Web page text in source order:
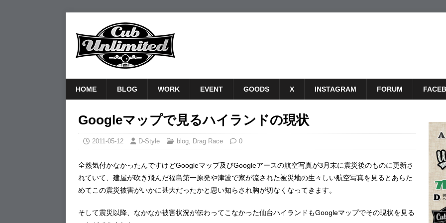
HOME BLOG WORK EVENT GOODS X INSTAGRAM FORUM
Googleマップで見るハイランドの現状
2011-05-12 D-Style blog, Drag Race 0
全然気付かなかったんですけどGoogleマップ及びGoogleアースの航空写真が3月末に震災後のものに更新さ
れていて、建屋が吹き飛んだ福島第一原発や津波で家が流された被災地の生々しい航空写真を見るとあらた
めてこの震災被害がいかに甚大だったかと思い知らされ胸が切なくなってきます。
そして震災以降、なかなか被害状況が伝わってこなかった仙台ハイランドもGoogleマップでその現状を見る